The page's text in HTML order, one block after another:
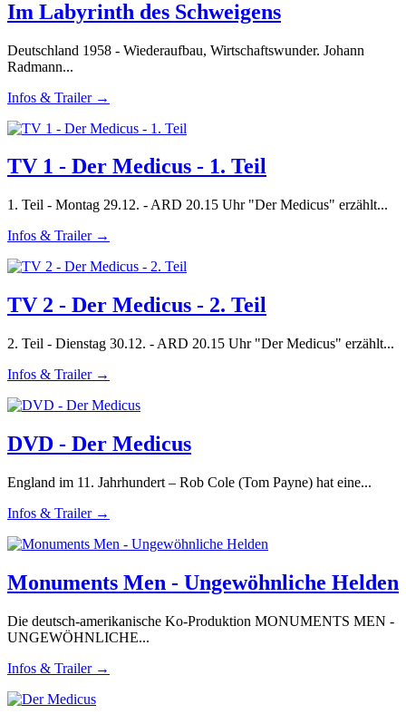
Im Labyrinth des Schweigens
Deutschland 1958 - Wiederaufbau, Wirtschaftswunder. Johann
Radmann...
Infos & Trailer →
TV 1 - Der Medicus - 1. Teil
1. Teil - Montag 29.12. - ARD 20.15 Uhr "Der Medicus" erzählt...
Infos & Trailer →
TV 2 - Der Medicus - 2. Teil
2. Teil - Dienstag 30.12. - ARD 20.15 Uhr "Der Medicus" erzählt...
Infos & Trailer →
DVD - Der Medicus
England im 11. Jahrhundert – Rob Cole (Tom Payne) hat eine...
Infos & Trailer →
Monuments Men - Ungewöhnliche Helden
Die deutsch-amerikanische Ko-Produktion MONUMENTS MEN -
UNGEWÖHNLICHE...
Infos & Trailer →